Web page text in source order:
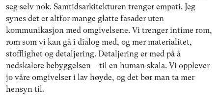
seg selv nok. Samtidsarkitekturen trenger empati. Jeg
synes det er altfor mange glatte fasader uten
kommunikasjon med omgivelsene. Vi trenger intime rom,
rom som vi kan gå i dialog med, og mer materialitet,
stofflighet og detaljering. Detaljering er med på å
nedskalere bebyggelsen – til en human skala. Vi opplever
jo våre omgivelser i lav høyde, og det bør man ta mer
hensyn til.